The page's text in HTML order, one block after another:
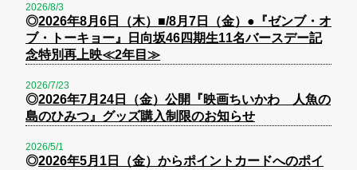
2026/8/3
◎2026年8月6日（木）■/8月7日（金）●『ゼンブ・オ
ブ・トーキョー』日向坂46四期生11名バースデー記
念特別再上映≪2年目≫
2026/7/23
◎2026年7月24日（金）公開『映画ちいかわ 人魚の
島のひみつ』グッズ購入制限のお知らせ
2026/5/1
◎2026年5月1日（金）からポイントカードへのポイ